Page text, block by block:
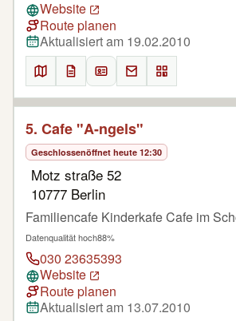
Website
Route planen
Aktualisiert am 19.02.2010
5. Cafe "A-ngels"
Geschlossenöffnet heute 12:30
Motz straße 52
10777 Berlin
Familiencafe Kinderkafe Cafe im
Datenqualität hoch88%
030 23635393
Website
Route planen
Aktualisiert am 13.07.2010